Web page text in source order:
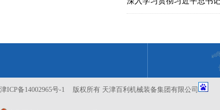
津ICP备14002965号-1 版权所有 天津百利机械装备集团有限公司